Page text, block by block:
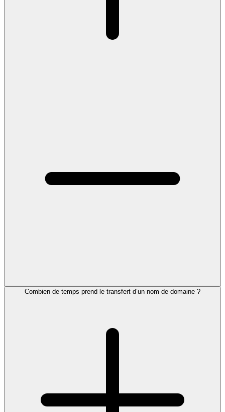
Combien de temps prend le transfert d’un nom de domaine ?